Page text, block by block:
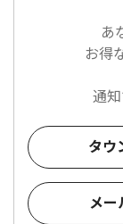
あ
お得
通
タウ
メー